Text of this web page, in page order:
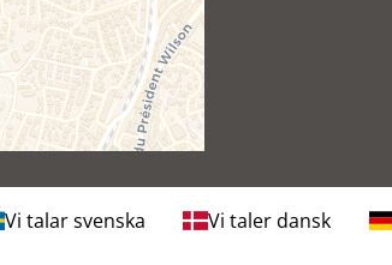
Vi talar svenska Vi taler dansk